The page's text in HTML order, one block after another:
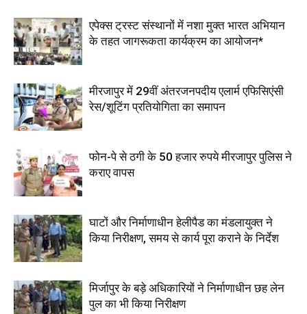
एपेक्स ट्रस्ट संस्थानों में नशा मुक्त भारत अभियान
के तहत जागरूकता कार्यक्रम का आयोजन*
मीरजापुर में 29वीं अंतरजनपदीय एलार्म एफिसिएंसी
रेस/शूटिंग प्रतियोगिता का समापन
फोन-पे से ठगी के 50 हजार रुपये मीरजापुर पुलिस ने
कराए वापस
घाटों और निर्माणाधीन हेलीपैड का मंडलायुक्त ने
किया निरीक्षण, समय से कार्य पूरा कराने के निर्देश
मिर्जापुर के बड़े अधिकारियों ने निर्माणाधीन छह लेन
पुल का भी किया निरीक्षण